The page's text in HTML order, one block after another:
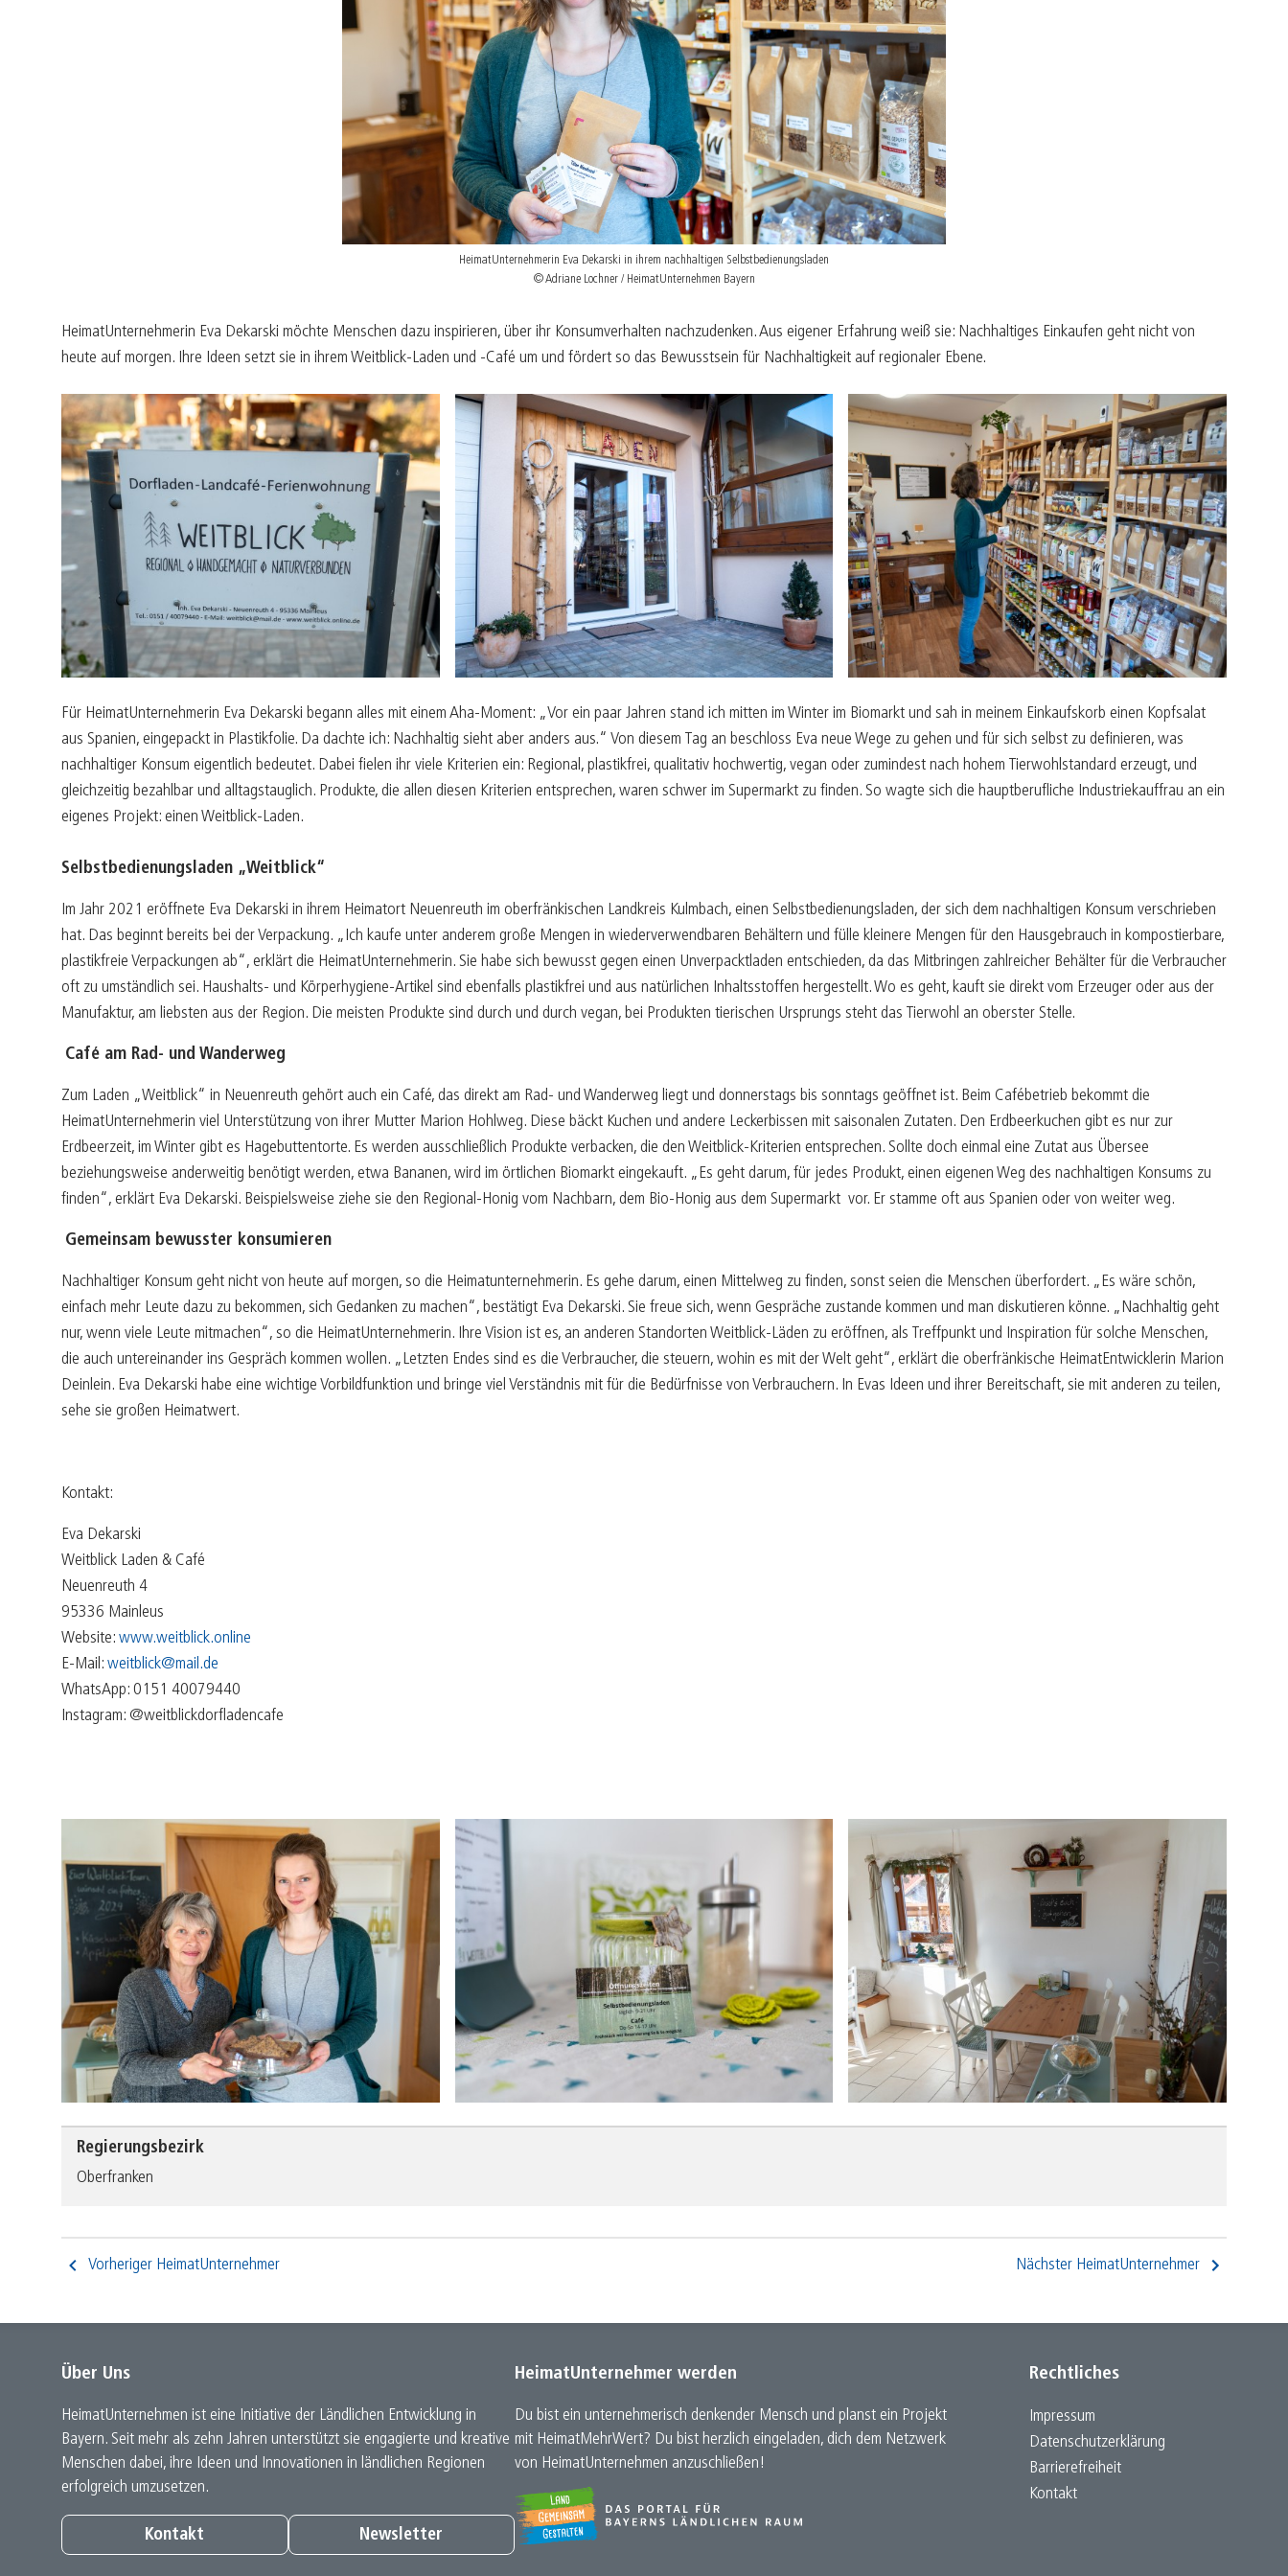
04/25 Kultur belebt
03/25 Kapital mit Seele
02/25 Entrepreneur sein
01/25 Freiraum gestalten
HeimatUnternehmerin Eva Dekarski in ihrem nachhaltigen Selbstbedienungsladen
© Adriane Lochner / HeimatUnternehmen Bayern
HeimatUnternehmerin Eva Dekarski möchte Menschen dazu inspirieren, über ihr Konsumverhalten nachzudenken. Aus eigener Erfahrung weiß sie: Nachhaltiges Einkaufen geht nicht von
heute auf morgen. Ihre Ideen setzt sie in ihrem Weitblick-Laden und -Café um und fördert so das Bewusstsein für Nachhaltigkeit auf regionaler Ebene.
Für HeimatUnternehmerin Eva Dekarski begann alles mit einem Aha-Moment: „Vor ein paar Jahren stand ich mitten im Winter im Biomarkt und sah in meinem Einkaufskorb einen Kopfsalat
aus Spanien, eingepackt in Plastikfolie. Da dachte ich: Nachhaltig sieht aber anders aus.“ Von diesem Tag an beschloss Eva neue Wege zu gehen und für sich selbst zu definieren, was
nachhaltiger Konsum eigentlich bedeutet. Dabei fielen ihr viele Kriterien ein: Regional, plastikfrei, qualitativ hochwertig, vegan oder zumindest nach hohem Tierwohlstandard erzeugt, und
gleichzeitig bezahlbar und alltagstauglich. Produkte, die allen diesen Kriterien entsprechen, waren schwer im Supermarkt zu finden. So wagte sich die hauptberufliche Industriekauffrau an ein
eigenes Projekt: einen Weitblick-Laden.
Selbstbedienungsladen „Weitblick“
Im Jahr 2021 eröffnete Eva Dekarski in ihrem Heimatort Neuenreuth im oberfränkischen Landkreis Kulmbach, einen Selbstbedienungsladen, der sich dem nachhaltigen Konsum verschrieben
hat. Das beginnt bereits bei der Verpackung. „Ich kaufe unter anderem große Mengen in wiederverwendbaren Behältern und fülle kleinere Mengen für den Hausgebrauch in kompostierbare,
plastikfreie Verpackungen ab“, erklärt die HeimatUnternehmerin. Sie habe sich bewusst gegen einen Unverpacktladen entschieden, da das Mitbringen zahlreicher Behälter für die Verbraucher
oft zu umständlich sei. Haushalts- und Körperhygiene-Artikel sind ebenfalls plastikfrei und aus natürlichen Inhaltsstoffen hergestellt. Wo es geht, kauft sie direkt vom Erzeuger oder aus der
Manufaktur, am liebsten aus der Region. Die meisten Produkte sind durch und durch vegan, bei Produkten tierischen Ursprungs steht das Tierwohl an oberster Stelle.
Café am Rad- und Wanderweg
Zum Laden „Weitblick“ in Neuenreuth gehört auch ein Café, das direkt am Rad- und Wanderweg liegt und donnerstags bis sonntags geöffnet ist. Beim Cafébetrieb bekommt die
HeimatUnternehmerin viel Unterstützung von ihrer Mutter Marion Hohlweg. Diese bäckt Kuchen und andere Leckerbissen mit saisonalen Zutaten. Den Erdbeerkuchen gibt es nur zur
Erdbeerzeit, im Winter gibt es Hagebuttentorte. Es werden ausschließlich Produkte verbacken, die den Weitblick-Kriterien entsprechen. Sollte doch einmal eine Zutat aus Übersee
beziehungsweise anderweitig benötigt werden, etwa Bananen, wird im örtlichen Biomarkt eingekauft. „Es geht darum, für jedes Produkt, einen eigenen Weg des nachhaltigen Konsums zu
finden“, erklärt Eva Dekarski. Beispielsweise ziehe sie den Regional-Honig vom Nachbarn, dem Bio-Honig aus dem Supermarkt vor. Er stamme oft aus Spanien oder von weiter weg.
Gemeinsam bewusster konsumieren
Nachhaltiger Konsum geht nicht von heute auf morgen, so die Heimatunternehmerin. Es gehe darum, einen Mittelweg zu finden, sonst seien die Menschen überfordert. „Es wäre schön,
einfach mehr Leute dazu zu bekommen, sich Gedanken zu machen“, bestätigt Eva Dekarski. Sie freue sich, wenn Gespräche zustande kommen und man diskutieren könne. „Nachhaltig geht
nur, wenn viele Leute mitmachen“, so die HeimatUnternehmerin. Ihre Vision ist es, an anderen Standorten Weitblick-Läden zu eröffnen, als Treffpunkt und Inspiration für solche Menschen,
die auch untereinander ins Gespräch kommen wollen. „Letzten Endes sind es die Verbraucher, die steuern, wohin es mit der Welt geht“, erklärt die oberfränkische HeimatEntwicklerin Marion
Deinlein. Eva Dekarski habe eine wichtige Vorbildfunktion und bringe viel Verständnis mit für die Bedürfnisse von Verbrauchern. In Evas Ideen und ihrer Bereitschaft, sie mit anderen zu teilen,
sehe sie großen Heimatwert.
Kontakt:
Eva Dekarski
Weitblick Laden & Café
Neuenreuth 4
95336 Mainleus
Website: www.weitblick.online
E-Mail: weitblick@mail.de
WhatsApp: 0151 40079440
Instagram: @weitblickdorfladencafe
Regierungsbezirk
Oberfranken
Vorheriger HeimatUnternehmer Nächster HeimatUnternehmer
Über Uns
HeimatUnternehmen ist eine Initiative der Ländlichen Entwicklung in
Bayern. Seit mehr als zehn Jahren unterstützt sie engagierte und kreative
Menschen dabei, ihre Ideen und Innovationen in ländlichen Regionen
erfolgreich umzusetzen.
Kontakt Newsletter
HeimatUnternehmer werden
Du bist ein unternehmerisch denkender Mensch und planst ein Projekt
mit HeimatMehrWert? Du bist herzlich eingeladen, dich dem Netzwerk
von HeimatUnternehmen anzuschließen!
Rechtliches
Impressum
Datenschutz­erklärung
Barrierefreiheit
Kontakt